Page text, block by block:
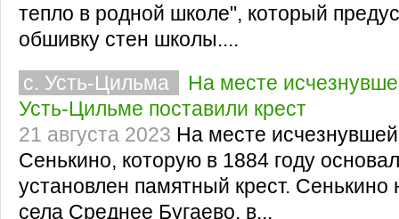
тепло в родной школе", который
обшивку стен школы....
с. Усть-Цильма
На месте
Усть-Цильме поставили крест
21 августа 2023 На месте
Сенькино, которую в 1884 году
установлен памятный крест. Сенькино
села Среднее Бугаево, в...